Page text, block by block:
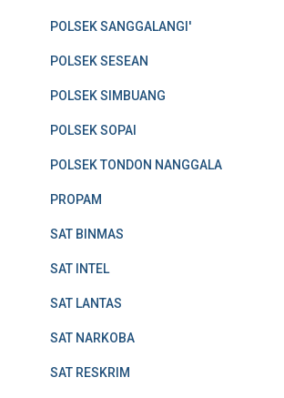
POLSEK SANGGALANGI'
POLSEK SESEAN
POLSEK SIMBUANG
POLSEK SOPAI
POLSEK TONDON NANGGALA
PROPAM
SAT BINMAS
SAT INTEL
SAT LANTAS
SAT NARKOBA
SAT RESKRIM